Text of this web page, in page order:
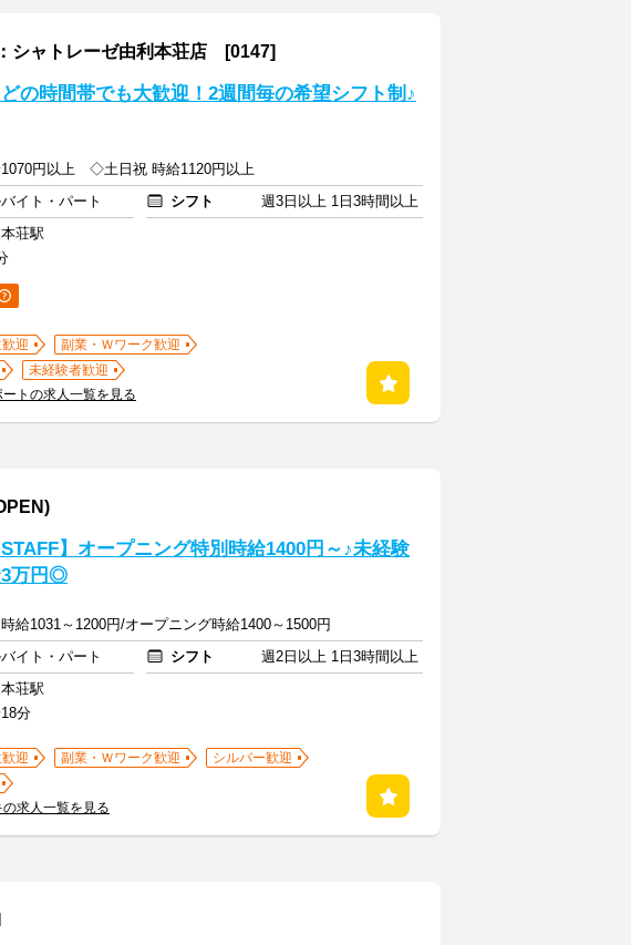
シャトレーゼ由利本荘店 [0147]
どの時間帯でも大歓迎！2週間毎の希望シフト制♪
円以上 ◇土日祝 時給1120円以上
イト・パート シフト
週3日以上 1日3時間以上
荘駅
迎
副業・Ｗワーク歓迎
未経験者歓迎
トの求人一覧を見る
STAFF】オープニング特別時給1400円～♪未経験
3万円◎
給1031～1200円/オープニング時給1400～1500円
イト・パート シフト
週2日以上 1日3時間以上
荘駅
分
迎 副業・Ｗワーク歓迎
シルバー歓迎
求人一覧を見る